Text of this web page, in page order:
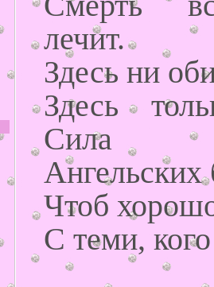
лечит.
Здесь ни
Здесь
Сила
Чтоб
С теми,